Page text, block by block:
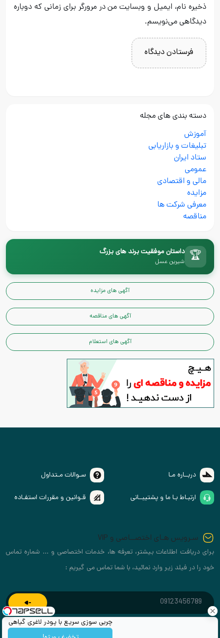
ذخیره نام، ایمیل و وبسایت من در مرورگر برای زمانی که دوباره
دیدگاهی می‌نویسم.
دسته بندی های مجله
آموزش
تبلیغات و بازاریابی
ستاد ایران
عمومی
مالی و اقتصادی
مزایده
معرفی شرکت ها
مناقصه
🏆 داستان موفقیت برند های بزرگ
شیرین عسل
آگهی های مزایده
آگهی های مناقصه
آگهی های استعلام
چربی سوزی سریع با پودر لاغری گیاهی
دربــاره مـا سـوالات مـتداول
ارتبـاط بـا ما و پشتیبــانی قـوانین و مقررات استفـاده
سـرویس هـای اختصــاصی و VIP
برای دریافت اطلاعات بیشتر، تعرفه ها، خدمات اختصاصی و ... شماره تماس
خود را در فیلد زیر وارد نمائید، با شما تماس می گیریم :